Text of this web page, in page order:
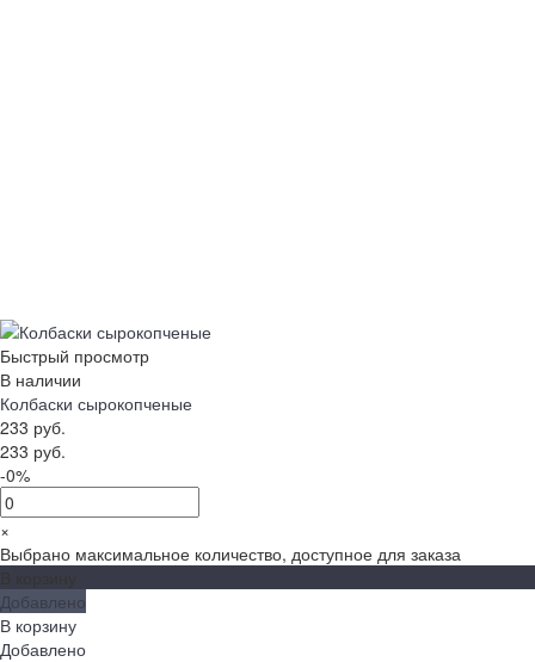
Быстрый просмотр
В наличии
Колбаски сырокопченые
233 руб.
233 руб.
-0%
×
Выбрано максимальное количество, доступное для заказа
Добавлено
В корзину
Добавлено